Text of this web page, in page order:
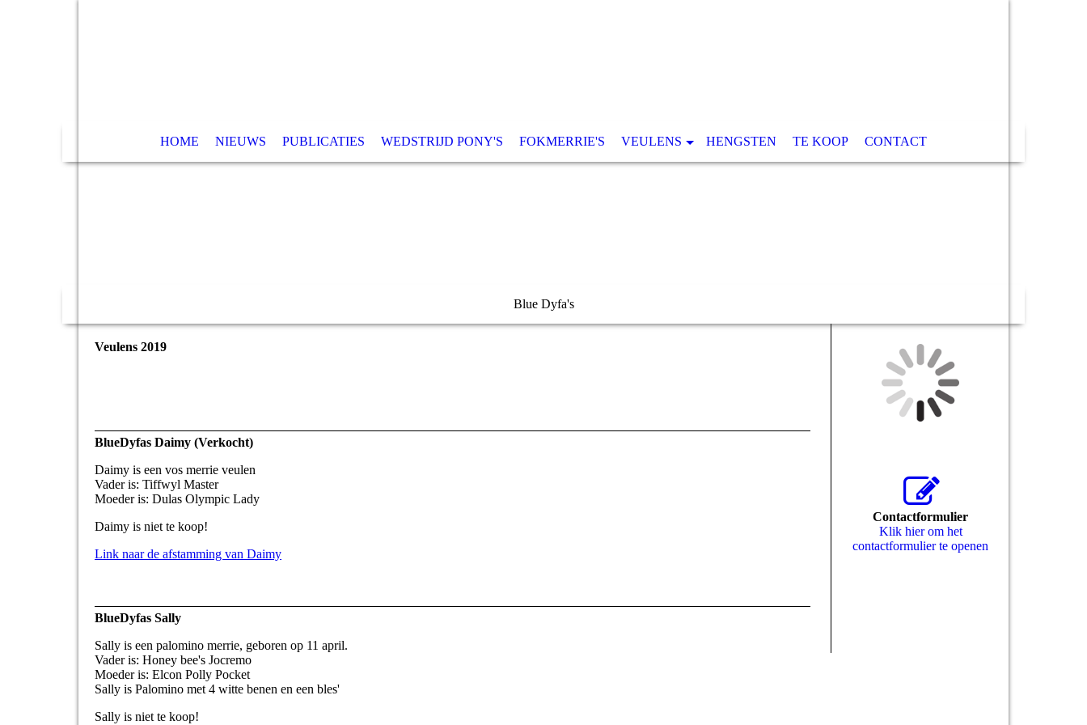
HOME NIEUWS PUBLICATIES WEDSTRIJD PONY'S FOKMERRIE'S VEULENS HENGSTEN TE KOOP CONTACT
Blue Dyfa's
Veulens 2019
BlueDyfas Daimy (Verkocht)
Daimy is een vos merrie veulen
Vader is: Tiffwyl Master
Moeder is: Dulas Olympic Lady
Daimy is niet te koop!
Link naar de afstamming van Daimy
BlueDyfas Sally
Sally is een palomino merrie, geboren op 11 april.
Vader is: Honey bee's Jocremo
Moeder is: Elcon Polly Pocket
Sally is Palomino met 4 witte benen en een bles'
Sally is niet te koop!
Contactformulier
Klik hier om het
contactformulier te openen